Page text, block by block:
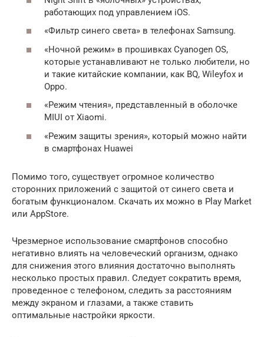
работающих под управлением iOS.
«Фильтр синего света» в телефонах Samsung.
«Ночной режим» в прошивках Cyanogen OS,
которые устанавливают не только любители, но
и такие китайские компании, как BQ, Wileyfox и
Oppo.
«Режим чтения», представленный в оболочке
MIUI от Xiaomi.
«Режим защиты зрения», который можно найти
в смартфонах Huawei
Помимо того, существует огромное количество
сторонних приложений с защитой от синего света и
богатым функционалом. Скачать их можно в Play Market
или AppStore.
Чрезмерное использование смартфонов способно
негативно влиять на человеческий организм, однако
для снижения этого влияния достаточно выполнять
несколько простых правил. Следует сократить время,
проведенное с телефоном, следить за расстояниям
между экраном и глазами, а также ставить
оптимальные настройки яркости.